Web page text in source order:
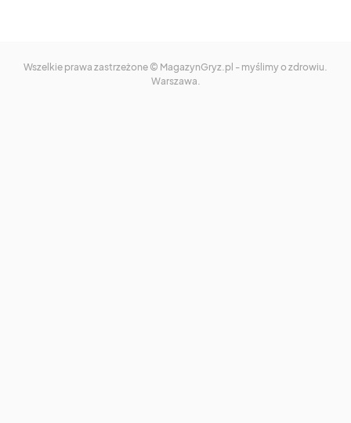
Wszelkie prawa zastrzeżone © MagazynGryz.pl - myślimy o zdrowiu.
Warszawa.